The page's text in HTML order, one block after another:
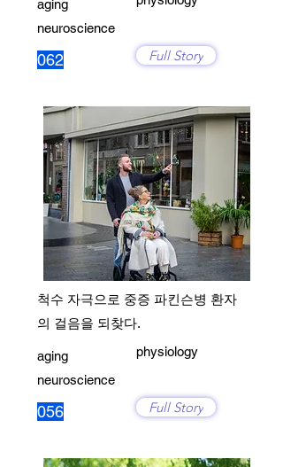
aging
neuroscience
062 Full Story
척수 자극으로 중증 파킨슨병 환자
의 걸음을 되찾다.
aging
neuroscience
056
physiology
Full Story